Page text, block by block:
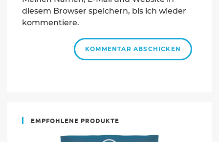
zum
Kommentieren
diesem Browser speichern, bis ich wieder
kommentiere.
EMPFOHLENE PRODUKTE